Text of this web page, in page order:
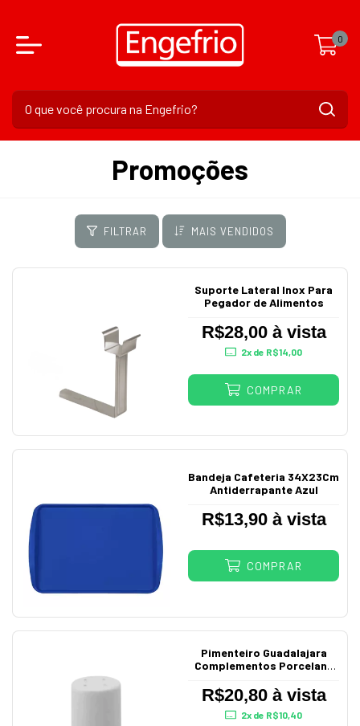
0
Promoções
FILTRAR MAIS VENDIDOS
Suporte Lateral Inox Para
Pegador de Alimentos
R$28,00 à vista
2x de R$14,00
COMPRAR
Bandeja Cafeteria 34X23Cm
Antiderrapante Azul
R$13,90 à vista
COMPRAR
Pimenteiro Guadalajara
Complementos Porcelana
R$20,80 à vista
2x de R$10,40